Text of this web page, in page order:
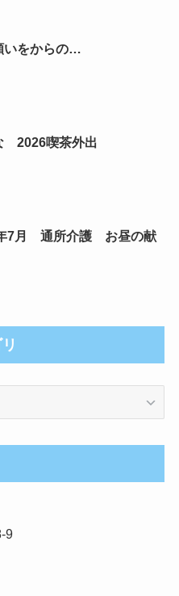
いをからの…
2026喫茶外出
7月 通所介護 お昼の献
9